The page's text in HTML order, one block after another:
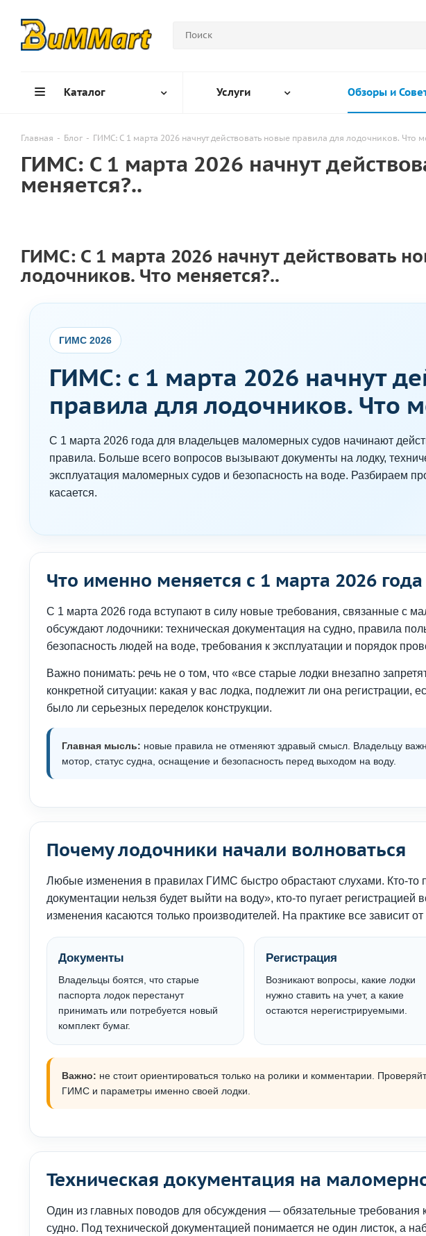
Каталог Услуги Обзоры и
Главная - Блог - ГИМС: С 1 марта 2026 начнут действовать новые правила для лодочников. Что
ГИМС: С 1 марта 2026 начнут
меняется?..
ГИМС: С 1 марта 2026 начнут действовать
лодочников. Что меняется?..
ГИМС 2026
ГИМС: с 1 марта 2026 начнут
правила для лодочников. Что
С 1 марта 2026 года для владельцев маломерных судов начинают
правила. Больше всего вопросов вызывают документы на лодку,
эксплуатация маломерных судов и безопасность на воде. Разбираем
касается.
Что именно меняется с 1 марта 2026 года
С 1 марта 2026 года вступают в силу новые требования, связанные с
обсуждают лодочники: техническая документация на судно, правила
безопасность людей на воде, требования к эксплуатации и порядок
Важно понимать: речь не о том, что «все старые лодки внезапно
конкретной ситуации: какая у вас лодка, подлежит ли она регистрации,
было ли серьезных переделок конструкции.
Главная мысль: новые правила не отменяют здравый смысл. Владельцу
мотор, статус судна, оснащение и безопасность перед выходом на воду.
Почему лодочники начали волноваться
Любые изменения в правилах ГИМС быстро обрастают слухами. Кто-то
документации нельзя будет выйти на воду», кто-то пугает регистрацией
изменения касаются только производителей. На практике все зависит от
Документы
Владельцы боятся, что старые
паспорта лодок перестанут
принимать или потребуется новый
комплект бумаг.
Регистрация
Возникают вопросы, какие лодки
нужно ставить на учет, а какие
остаются нерегистрируемыми.
Важно: не стоит ориентироваться только на ролики и комментарии.
ГИМС и параметры именно своей лодки.
Техническая документация на
Один из главных поводов для обсуждения — обязательные требования
судно. Под технической документацией понимается не один листок, а